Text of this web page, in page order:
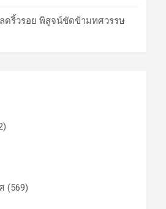
ดริ้วรอย พิสูจน์ชัดข้ามทศวรรษ
(569)